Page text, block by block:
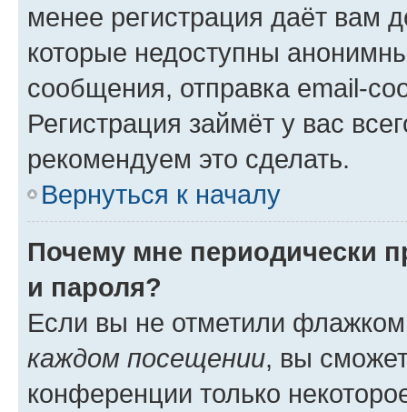
менее регистрация даёт вам
которые недоступны
сообщения, отправка email-
Регистрация займёт у вас
рекомендуем это сделать.
Вернуться к началу
Почему мне периодически
и пароля?
Если вы не отметили
каждом посещении, вы
конференции только